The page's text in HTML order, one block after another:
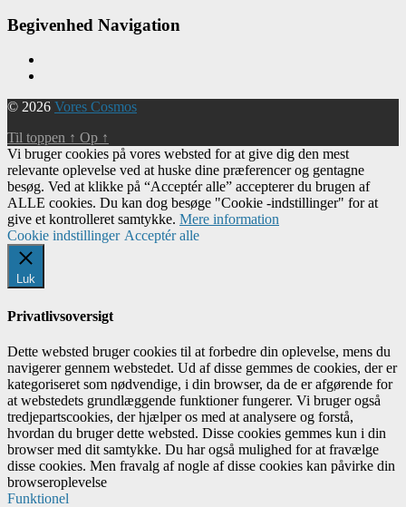
Begivenhed Navigation
© 2026 Vores Cosmos
Til toppen ↑ Op ↑
Vi bruger cookies på vores websted for at give dig den mest
relevante oplevelse ved at huske dine præferencer og gentagne
besøg. Ved at klikke på “Acceptér alle” accepterer du brugen af ​​
ALLE cookies. Du kan dog besøge "Cookie -indstillinger" for at
give et kontrolleret samtykke. Mere information
Cookie indstillinger Acceptér alle
Luk
Privatlivsoversigt
Dette websted bruger cookies til at forbedre din oplevelse, mens du
navigerer gennem webstedet. Ud af disse gemmes de cookies, der er
kategoriseret som nødvendige, i din browser, da de er afgørende for
at webstedets grundlæggende funktioner fungerer. Vi bruger også
tredjepartscookies, der hjælper os med at analysere og forstå,
hvordan du bruger dette websted. Disse cookies gemmes kun i din
browser med dit samtykke. Du har også mulighed for at fravælge
disse cookies. Men fravalg af nogle af disse cookies kan påvirke din
browseroplevelse
Funktionel